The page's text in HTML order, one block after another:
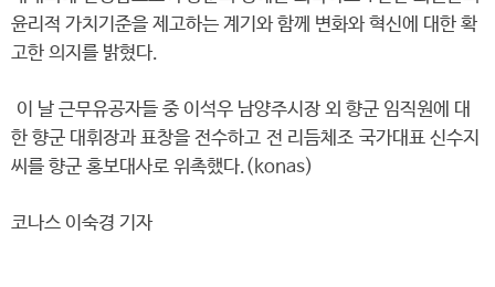
윤리적 가치기준을 제고하는 계기와 함께 변화와 혁신에 대한 확
고한 의지를 밝혔다.
이 날 근무유공자들 중 이석우 남양주시장 외 향군 임직원에 대
한 향군 대휘장과 표창을 전수하고 전 리듬체조 국가대표 신수지
씨를 향군 홍보대사로 위촉했다.(konas)
코나스 이숙경 기자